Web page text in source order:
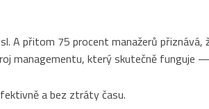
A přitom 75 procent manažerů přiznává,
managementu, který skutečně funguje